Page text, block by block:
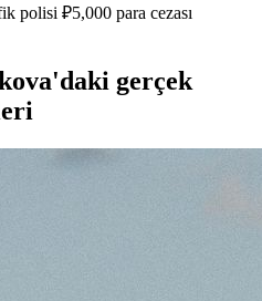
polisi ₽5,000 para cezası
gerçek